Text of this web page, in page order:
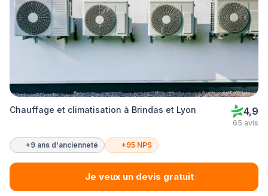
Chauffage et climatisation à Brindas et Lyon 4,9
65 avis
+9 ans d'ancienneté +95 NPS
Je veux un devis gratuit